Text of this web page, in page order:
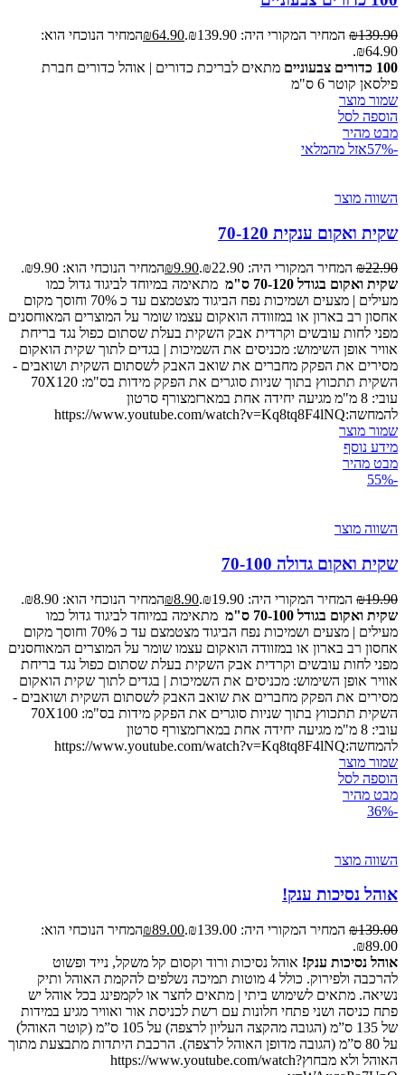
₪139.90 המחיר המקורי היה: ₪139.90. ₪64.90
המחיר הנוכחי הוא:
₪64.90.
100 כדורים צבעוניים
מתאים לבריכת כדורים | אוהל כדורים חברת
פילסאן קוטר 6 ס"מ
שמור מוצר
הוספה לסל
מבט מהיר
-57%
אזל מהמלאי
השווה מוצר
שקית ואקום ענקית 70-120
₪22.90 המחיר המקורי היה: ₪22.90. ₪9.90
המחיר הנוכחי הוא: ₪9.90.
שקית ואקום בגודל 70-120 ס"מ
מתאימה במיוחד לביגוד גדול כמו
מעילים | מצעים ושמיכות נפח הביגוד מצטמצם עד כ 70% וחוסך מקום
אחסון רב בארון או במזוודה הואקום עצמו שומר על המוצרים המאוחסנים
מפני לחות עובשים וקרדית אבק השקית בעלת שסתום כפול נגד בריחת
אוויר אופן השימוש: מכניסים את השמיכות | בגדים לתוך שקית הואקום
מסירים את הפקק מחברים את שואב האבק לשסתום השקית ושואבים -
השקית תתכווץ בתוך שניות סוגרים את הפקק מידות בס"מ: 70X120
עובי: 8 מ"מ מגיעה יחידה אחת במארזמצורף סרטון
להמחשה:https://www.youtube.com/watch?v=Kq8tq8F4lNQ
שמור מוצר
מידע נוסף
מבט מהיר
-55%
השווה מוצר
שקית ואקום גדולה 70-100
₪19.90 המחיר המקורי היה: ₪19.90. ₪8.90
המחיר הנוכחי הוא: ₪8.90.
שקית ואקום בגודל 70-100 ס"מ
מתאימה במיוחד לביגוד גדול כמו
מעילים | מצעים ושמיכות נפח הביגוד מצטמצם עד כ 70% וחוסך מקום
אחסון רב בארון או במזוודה הואקום עצמו שומר על המוצרים המאוחסנים
מפני לחות עובשים וקרדית אבק השקית בעלת שסתום כפול נגד בריחת
אוויר אופן השימוש: מכניסים את השמיכות | בגדים לתוך שקית הואקום
מסירים את הפקק מחברים את שואב האבק לשסתום השקית ושואבים -
השקית תתכווץ בתוך שניות סוגרים את הפקק מידות בס"מ: 70X100
עובי: 8 מ"מ מגיעה יחידה אחת במארזמצורף סרטון
להמחשה:https://www.youtube.com/watch?v=Kq8tq8F4lNQ
שמור מוצר
הוספה לסל
מבט מהיר
-36%
השווה מוצר
אוהל נסיכות ענק!
₪139.00 המחיר המקורי היה: ₪139.00. ₪89.00
המחיר הנוכחי הוא:
₪89.00.
אוהל נסיכות ענק! אוהל נסיכות ורוד וקסום קל משקל, נייד ופשוט
להרכבה ולפירוק. כולל 4 מוטות תמיכה נשלפים להקמת האוהל ותיק
נשיאה. מתאים לשימוש ביתי | מתאים לחצר או לקמפינג בכל אוהל יש
פתח כניסה ושני פתחי חלונות עם רשת לכניסת אור ואוויר מגיע במידות
של 135 ס”מ (הגובה מהקצה העליון לרצפה) על 105 ס”מ (קוטר האוהל)
על 80 ס”מ (הגובה מדופן האוהל לרצפה). הרכבת היתדות מתבצעת מתוך
האוהל ולא מבחוץhttps://www.youtube.com/watch?